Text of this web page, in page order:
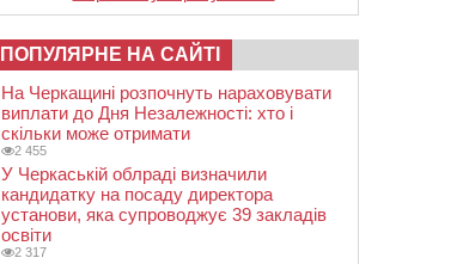
ПОПУЛЯРНЕ НА САЙТІ
На Черкащині розпочнуть нараховувати
виплати до Дня Незалежності: хто і
скільки може отримати
2 455
У Черкаській облраді визначили
кандидатку на посаду директора
установи, яка супроводжує 39 закладів
освіти
2 317